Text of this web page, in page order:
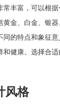
常丰富，可以根
黄金、白金、银
同的特点和象征
和健康。选择合
风格